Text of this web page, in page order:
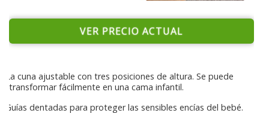
VER PRECIO ACTUAL
La cuna ajustable con tres posiciones de altura. Se puede
transformar fácilmente en una cama infantil.
Guías dentadas para proteger las sensibles encías del bebé.